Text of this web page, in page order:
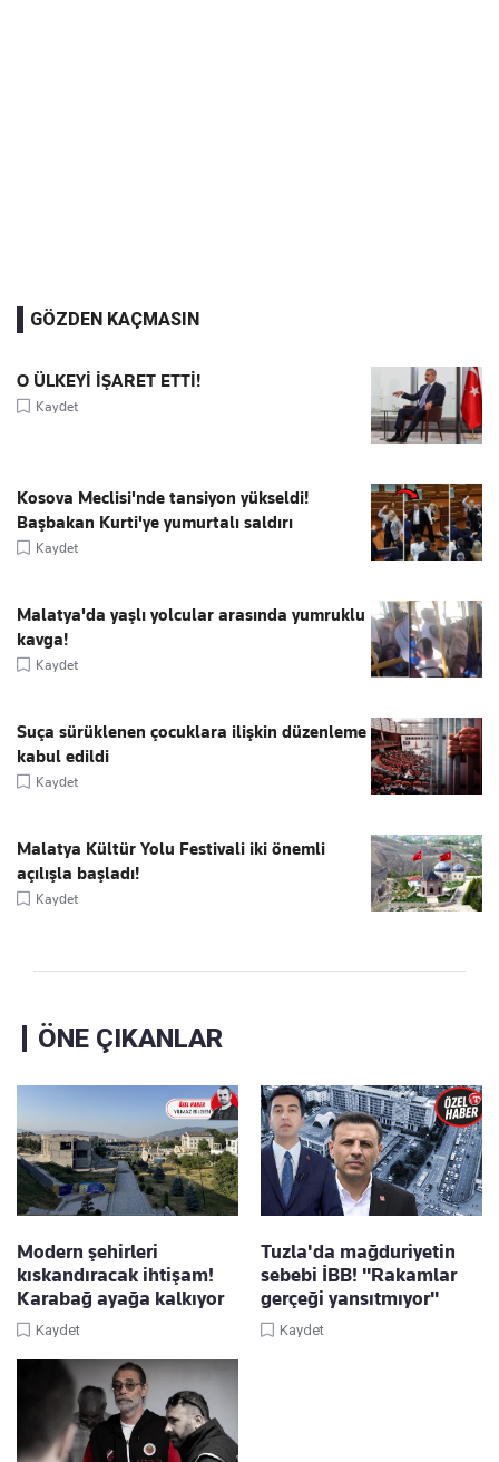
GÖZDEN KAÇMASIN
O ÜLKEYİ İŞARET ETTİ!
Kaydet
Kosova Meclisi'nde tansiyon yükseldi!
Başbakan Kurti'ye yumurtalı saldırı
Kaydet
Malatya'da yaşlı yolcular arasında yumruklu
kavga!
Kaydet
Suça sürüklenen çocuklara ilişkin düzenleme
kabul edildi
Kaydet
Malatya Kültür Yolu Festivali iki önemli
açılışla başladı!
Kaydet
ÖNE ÇIKANLAR
Modern şehirleri
kıskandıracak ihtişam!
Karabağ ayağa kalkıyor
Kaydet
Tuzla'da mağduriyetin
sebebi İBB! "Rakamlar
gerçeği yansıtmıyor"
Kaydet